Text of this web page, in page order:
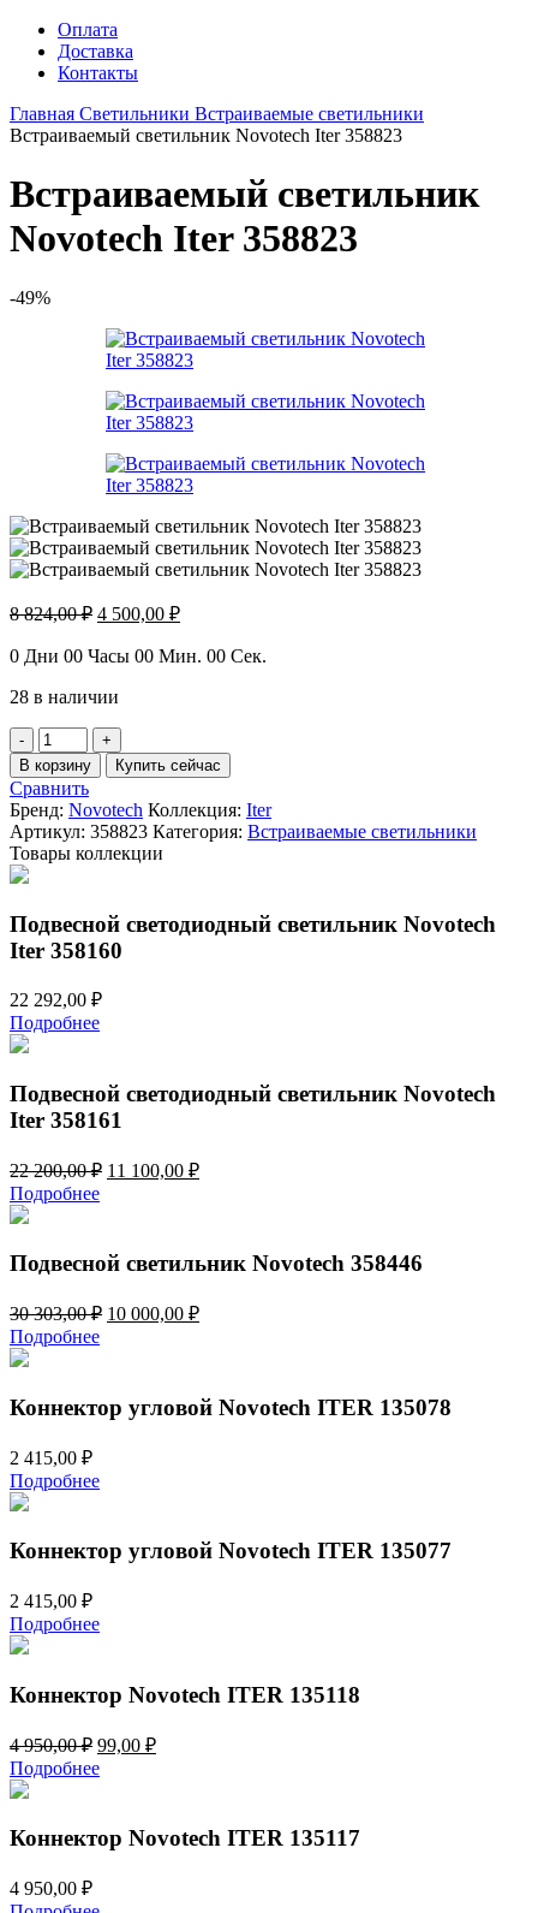
Оплата
Доставка
Контакты
Главная Светильники Встраиваемые светильники
Встраиваемый светильник Novotech Iter 358823
Встраиваемый светильник
Novotech Iter 358823
-49%
8 824,00₽ Первоначальная
составляла
824,00 ₽.
4 500,00 ₽Текущая
4
0 Дни 00 Часы 00 Мин. 00 Сек.
28 в наличии
Количество
товара
Встраиваемый
светильник
Novotech
Iter
358823
В корзину Купить сейчас
Сравнить
Бренд: Novotech Коллекция: Iter
Артикул: 358823 Категория: Встраиваемые светильники
Товары коллекции
Подвесной светодиодный светильник Novotech
Iter 358160
22 292,00 ₽
Подробнее
Подвесной светодиодный светильник Novotech
Iter 358161
22 200,00₽ Первоначальная
200,00 ₽.
11 100,00 ₽Текущая
Подробнее
Подвесной светильник Novotech 358446
30 303,00₽ Первоначальная
10 000,00 ₽Текущая
Подробнее
Коннектор угловой Novotech ITER 135078
2 415,00 ₽
Подробнее
Коннектор угловой Novotech ITER 135077
2 415,00 ₽
Подробнее
Коннектор Novotech ITER 135118
4 950,00₽ Первоначальная
цена
составляла
950,00 ₽.
99,00 ₽Текущая
Подробнее
Коннектор Novotech ITER 135117
4 950,00 ₽